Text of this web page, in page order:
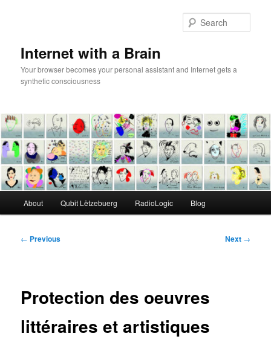
Internet with a Brain
Your browser becomes your personal assistant and Internet gets a
synthetic consciousness
About Qubit Lëtzebuerg RadioLogic Blog
Post
← Previous Next →
Protection des oeuvres
littéraires et artistiques